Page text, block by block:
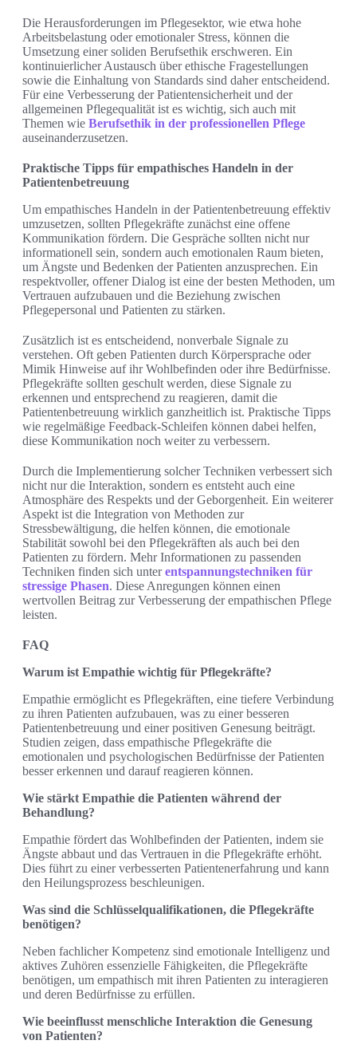
Die Herausforderungen im Pflegesektor, wie etwa hohe
Arbeitsbelastung oder emotionaler Stress, können die
Umsetzung einer soliden Berufsethik erschweren. Ein
kontinuierlicher Austausch über ethische Fragestellungen
sowie die Einhaltung von Standards sind daher entscheidend.
Für eine Verbesserung der Patientensicherheit und der
allgemeinen Pflegequalität ist es wichtig, sich auch mit
Themen wie Berufsethik in der professionellen Pflege
auseinanderzusetzen.
Praktische Tipps für empathisches Handeln in der
Patientenbetreuung
Um empathisches Handeln in der Patientenbetreuung effektiv
umzusetzen, sollten Pflegekräfte zunächst eine offene
Kommunikation fördern. Die Gespräche sollten nicht nur
informationell sein, sondern auch emotionalen Raum bieten,
um Ängste und Bedenken der Patienten anzusprechen. Ein
respektvoller, offener Dialog ist eine der besten Methoden, um
Vertrauen aufzubauen und die Beziehung zwischen
Pflegepersonal und Patienten zu stärken.
Zusätzlich ist es entscheidend, nonverbale Signale zu
verstehen. Oft geben Patienten durch Körpersprache oder
Mimik Hinweise auf ihr Wohlbefinden oder ihre Bedürfnisse.
Pflegekräfte sollten geschult werden, diese Signale zu
erkennen und entsprechend zu reagieren, damit die
Patientenbetreuung wirklich ganzheitlich ist. Praktische Tipps
wie regelmäßige Feedback-Schleifen können dabei helfen,
diese Kommunikation noch weiter zu verbessern.
Durch die Implementierung solcher Techniken verbessert sich
nicht nur die Interaktion, sondern es entsteht auch eine
Atmosphäre des Respekts und der Geborgenheit. Ein weiterer
Aspekt ist die Integration von Methoden zur
Stressbewältigung, die helfen können, die emotionale
Stabilität sowohl bei den Pflegekräften als auch bei den
Patienten zu fördern. Mehr Informationen zu passenden
Techniken finden sich unterentspannungstechniken für
stressige Phasen. Diese Anregungen können einen
wertvollen Beitrag zur Verbesserung der empathischen Pflege
leisten.
FAQ
Warum ist Empathie wichtig für Pflegekräfte?
Empathie ermöglicht es Pflegekräften, eine tiefere Verbindung
zu ihren Patienten aufzubauen, was zu einer besseren
Patientenbetreuung und einer positiven Genesung beiträgt.
Studien zeigen, dass empathische Pflegekräfte die
emotionalen und psychologischen Bedürfnisse der Patienten
besser erkennen und darauf reagieren können.
Wie stärkt Empathie die Patienten während der
Behandlung?
Empathie fördert das Wohlbefinden der Patienten, indem sie
Ängste abbaut und das Vertrauen in die Pflegekräfte erhöht.
Dies führt zu einer verbesserten Patientenerfahrung und kann
den Heilungsprozess beschleunigen.
Was sind die Schlüsselqualifikationen, die Pflegekräfte
benötigen?
Neben fachlicher Kompetenz sind emotionale Intelligenz und
aktives Zuhören essenzielle Fähigkeiten, die Pflegekräfte
benötigen, um empathisch mit ihren Patienten zu interagieren
und deren Bedürfnisse zu erfüllen.
Wie beeinflusst menschliche Interaktion die Genesung
von Patienten?